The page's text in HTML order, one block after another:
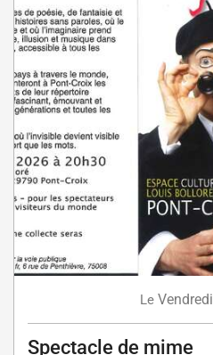
Le Vendredi
Spectacle de mime